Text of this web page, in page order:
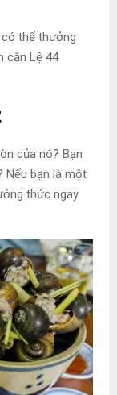
có thể thưởng
căn Lệ 44
của nó? Bạn
Nếu bạn là một
thức ngay